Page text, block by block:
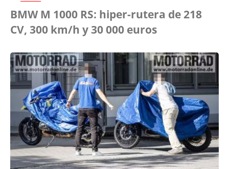
BMW M 1000 RS: hiper-rutera de 218
CV, 300 km/h y 30 000 euros